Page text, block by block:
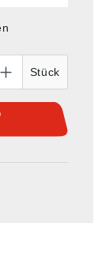
Stück